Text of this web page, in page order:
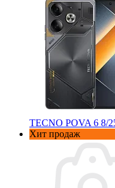
TECNO POVA 6 8/
Хит продаж